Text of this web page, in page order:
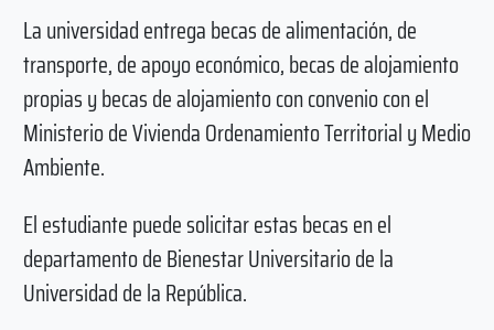
La universidad entrega becas de alimentación, de
transporte, de apoyo económico, becas de alojamiento
propias y becas de alojamiento con convenio con el
Ministerio de Vivienda Ordenamiento Territorial y Medio
Ambiente.
El estudiante puede solicitar estas becas en el
departamento de Bienestar Universitario de la
Universidad de la República.